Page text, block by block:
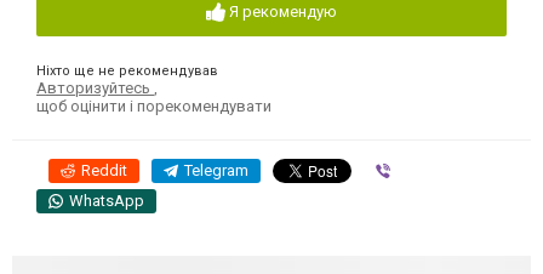
Я рекомендую
Ніхто ще не рекомендував
Авторизуйтесь ,
щоб оцінити і порекомендувати
Reddit Telegram
WhatsApp